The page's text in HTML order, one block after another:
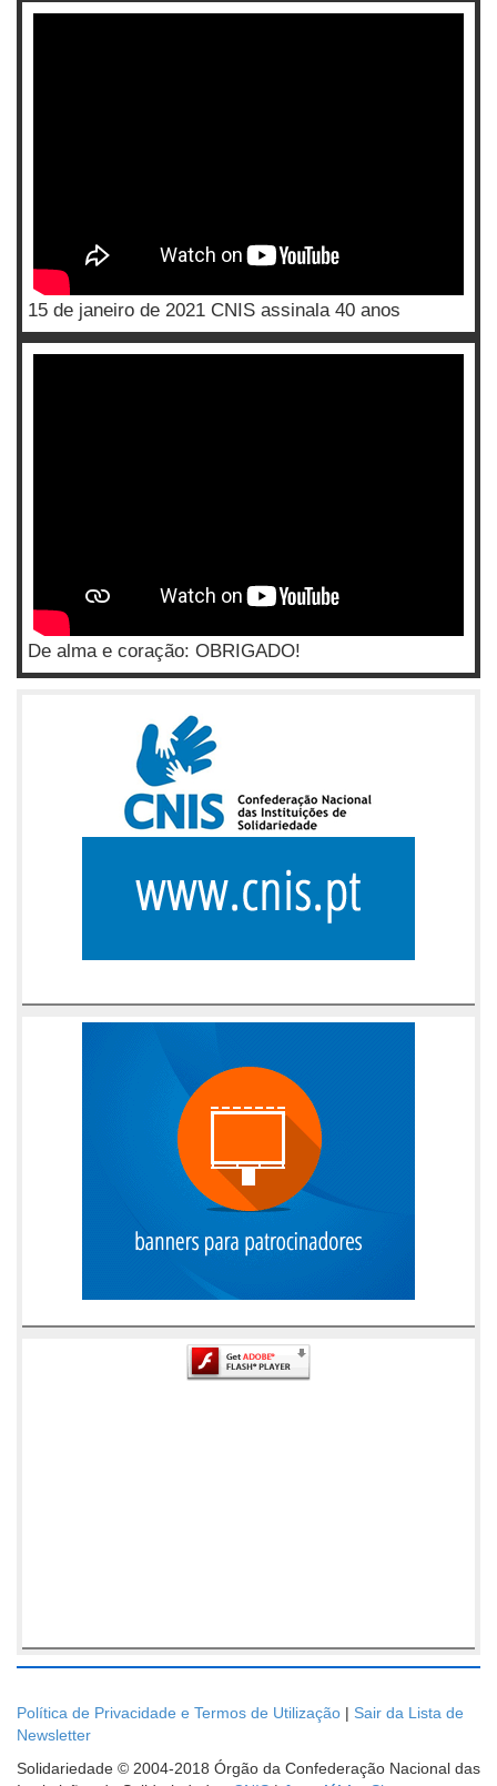
15 de janeiro de 2021 CNIS assinala 40 anos
De alma e coração: OBRIGADO!
Política de Privacidade e Termos de Utilização | Sair da Lista de
Newsletter
Solidariedade © 2004-2018 Órgão da Confederação Nacional das